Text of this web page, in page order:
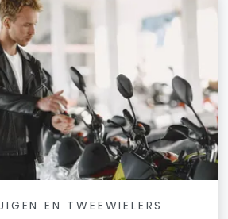
EN TWEEWIELERS